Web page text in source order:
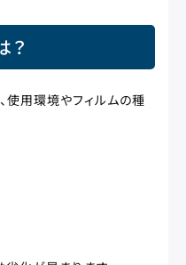
？
使用環境やフィルムの種